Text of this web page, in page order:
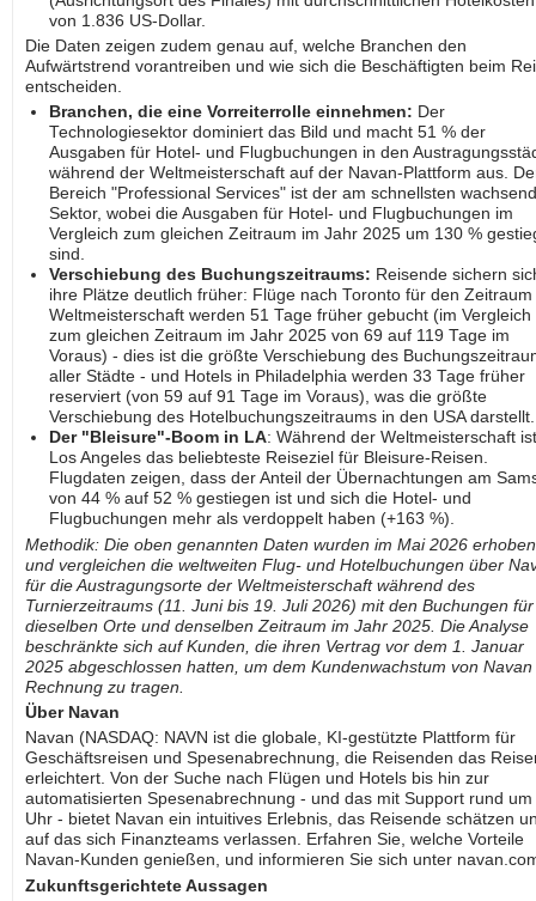
von 1.836 US-Dollar.
Die Daten zeigen zudem genau auf, welche Branchen den
Aufwärtstrend vorantreiben und wie sich die Beschäftigten beim
entscheiden.
Branchen, die eine Vorreiterrolle einnehmen: Der
Technologiesektor dominiert das Bild und macht 51 % der
Ausgaben für Hotel- und Flugbuchungen in den
während der Weltmeisterschaft auf der Navan-Plattform aus.
Bereich "Professional Services" ist der am schnellsten
Sektor, wobei die Ausgaben für Hotel- und Flugbuchungen im
Vergleich zum gleichen Zeitraum im Jahr 2025 um 130 %
sind.
Verschiebung des Buchungszeitraums: Reisende sichern
ihre Plätze deutlich früher: Flüge nach Toronto für den Zeitraum
Weltmeisterschaft werden 51 Tage früher gebucht (im Vergleich
zum gleichen Zeitraum im Jahr 2025 von 69 auf 119 Tage im
Voraus) - dies ist die größte Verschiebung des
aller Städte - und Hotels in Philadelphia werden 33 Tage früher
reserviert (von 59 auf 91 Tage im Voraus), was die größte
Verschiebung des Hotelbuchungszeitraums in den USA darstellt.
Der "Bleisure"-Boom in LA: Während der Weltmeisterschaft ist
Los Angeles das beliebteste Reiseziel für Bleisure-Reisen.
Flugdaten zeigen, dass der Anteil der Übernachtungen am
von 44 % auf 52 % gestiegen ist und sich die Hotel- und
Flugbuchungen mehr als verdoppelt haben (+163 %).
Methodik: Die oben genannten Daten wurden im Mai 2026 erhoben
und vergleichen die weltweiten Flug- und Hotelbuchungen über
für die Austragungsorte der Weltmeisterschaft während des
Turnierzeitraums (11. Juni bis 19. Juli 2026) mit den Buchungen für
dieselben Orte und denselben Zeitraum im Jahr 2025. Die Analyse
beschränkte sich auf Kunden, die ihren Vertrag vor dem 1. Januar
2025 abgeschlossen hatten, um dem Kundenwachstum von Navan
Rechnung zu tragen.
Über Navan
Navan (NASDAQ: NAVN ist die globale, KI-gestützte Plattform für
Geschäftsreisen und Spesenabrechnung, die Reisenden das
erleichtert. Von der Suche nach Flügen und Hotels bis hin zur
automatisierten Spesenabrechnung - und das mit Support rund um
Uhr - bietet Navan ein intuitives Erlebnis, das Reisende schätzen
auf das sich Finanzteams verlassen. Erfahren Sie, welche Vorteile
Navan-Kunden genießen, und informieren Sie sich unter
Zukunftsgerichtete Aussagen